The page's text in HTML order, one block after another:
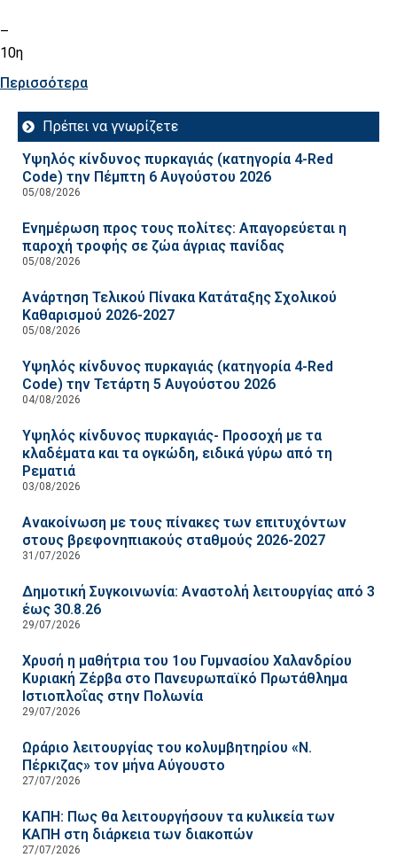
–
10η
Περισσότερα
Πρέπει να γνωρίζετε
Υψηλός κίνδυνος πυρκαγιάς (κατηγορία 4-Red
Code) την Πέμπτη 6 Αυγούστου 2026
05/08/2026
Ενημέρωση προς τους πολίτες: Απαγορεύεται η
παροχή τροφής σε ζώα άγριας πανίδας
05/08/2026
Ανάρτηση Τελικού Πίνακα Κατάταξης Σχολικού
Καθαρισμού 2026-2027
05/08/2026
Υψηλός κίνδυνος πυρκαγιάς (κατηγορία 4-Red
Code) την Τετάρτη 5 Αυγούστου 2026
04/08/2026
Υψηλός κίνδυνος πυρκαγιάς- Προσοχή με τα
κλαδέματα και τα ογκώδη, ειδικά γύρω από τη
Ρεματιά
03/08/2026
Ανακοίνωση με τους πίνακες των επιτυχόντων
στους βρεφονηπιακούς σταθμούς 2026-2027
31/07/2026
Δημοτική Συγκοινωνία: Αναστολή λειτουργίας από 3
έως 30.8.26
29/07/2026
Χρυσή η μαθήτρια του 1ου Γυμνασίου Χαλανδρίου
Κυριακή Ζέρβα στο Πανευρωπαϊκό Πρωτάθλημα
Ιστιοπλοΐας στην Πολωνία
29/07/2026
Ωράριο λειτουργίας του κολυμβητηρίου «Ν.
Πέρκιζας» τον μήνα Αύγουστο
27/07/2026
ΚΑΠΗ: Πως θα λειτουργήσουν τα κυλικεία των
ΚΑΠΗ στη διάρκεια των διακοπών
27/07/2026